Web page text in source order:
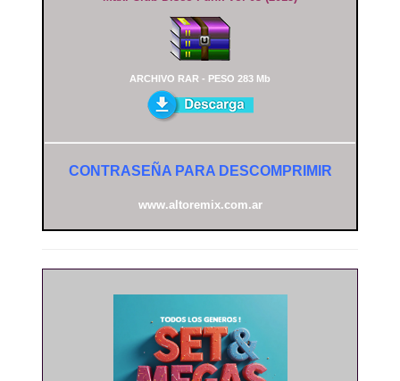
ARCHIVO RAR - PESO 283 Mb
CONTRASEÑA PARA DESCOMPRIMIR
www.altoremix.com.ar